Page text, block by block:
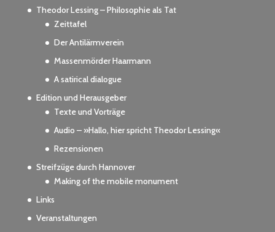
Theodor Lessing – Philosophie als Tat
Zeittafel
Der Antilärmverein
Massenmörder Haarmann
A satirical dialogue
Edition und Herausgeber
Texte und Vorträge
Audio – »Hallo, hier spricht Theodor Lessing«
Rezensionen
Streifzüge durch Hannover
Making of the mobile monument
Links
Veranstaltungen